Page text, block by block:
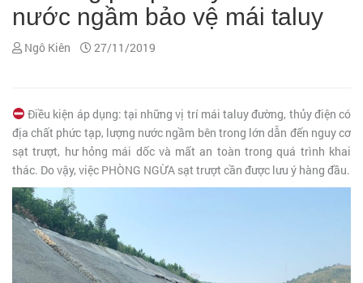
nước ngầm bảo vệ mái taluy
Ngô Kiên 27/11/2019
Điều kiện áp dụng: tại những vị trí mái taluy đường, thủy điện có
địa chất phức tạp, lượng nước ngầm bên trong lớn dẫn đến nguy cơ
sạt trượt, hư hỏng mái dốc và mất an toàn trong quá trình khai
thác. Do vậy, việc PHÒNG NGỪA sạt trượt cần được lưu ý hàng đầu.